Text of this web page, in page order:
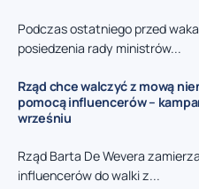
Podczas ostatniego przed
posiedzenia rady ministrów...
Rząd chce walczyć z mową
pomocą influencerów –
wrześniu
Rząd Barta De Wevera
influencerów do walki z...